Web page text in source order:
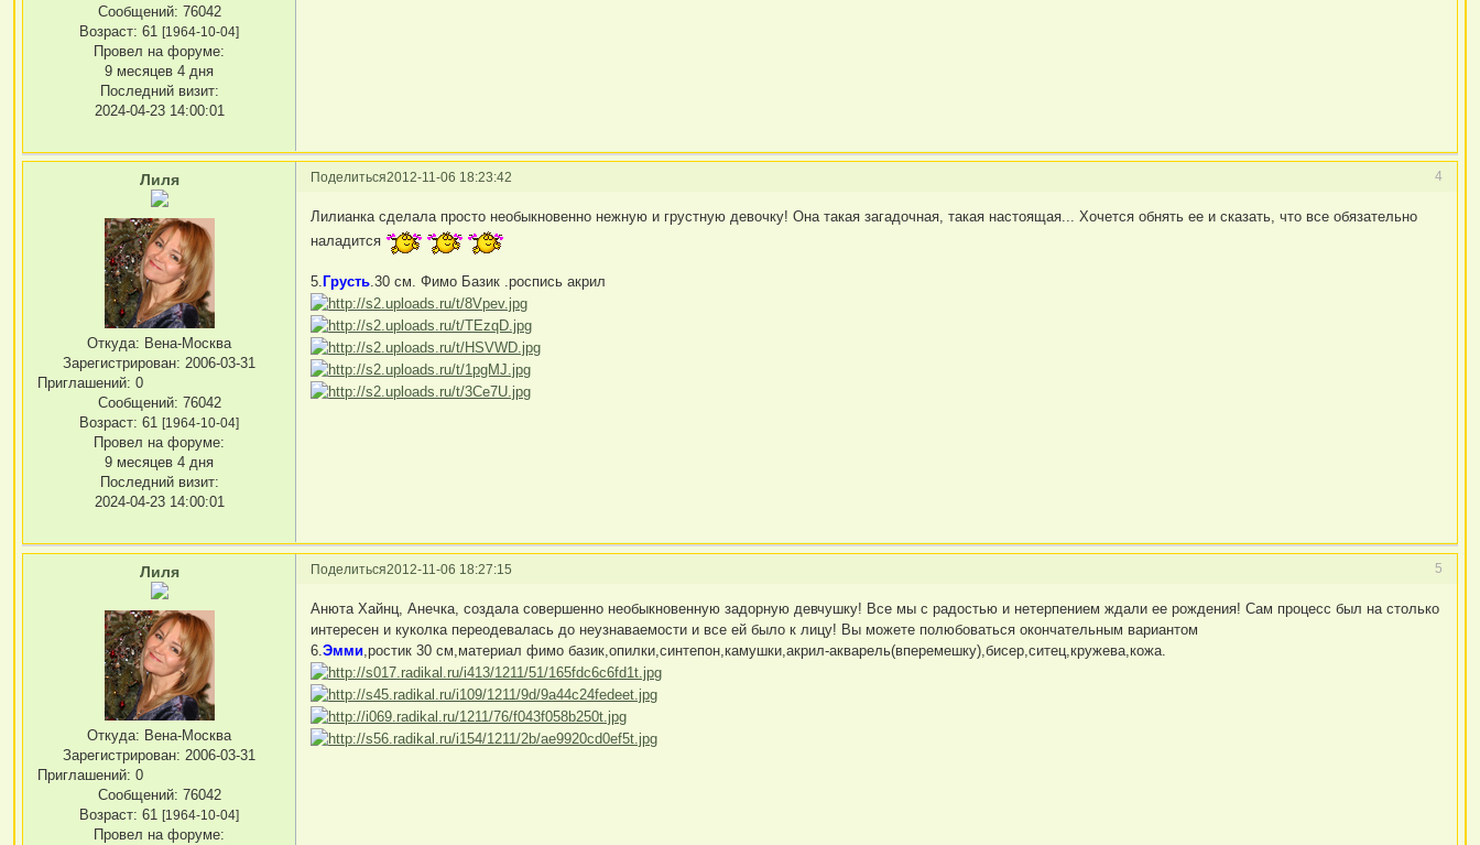
Сообщений: 76042
Возраст: 61[1964-10-04]
Провел на форуме:
9 месяцев 4 дня
Последний визит:
2024-04-23 14:00:01
Поделиться 4
2012-11-06 18:23:42
Лиля
Откуда: Вена-Москва
Зарегистрирован: 2006-03-31
Приглашений: 0
Сообщений: 76042
Возраст: 61[1964-10-04]
Провел на форуме:
9 месяцев 4 дня
Последний визит:
2024-04-23 14:00:01
Лилианка сделала просто необыкновенно нежную и грустную девочку! Она такая загадочная, такая настоящая... Хочется обнять ее и сказать, что все обязательно
наладится
5. Грусть .30 см. Фимо Базик .роспись акрил
Поделиться 5
2012-11-06 18:27:15
Лиля
Откуда: Вена-Москва
Зарегистрирован: 2006-03-31
Приглашений: 0
Сообщений: 76042
Возраст: 61[1964-10-04]
Провел на форуме:
Анюта Хайнц, Анечка, создала совершенно необыкновенную задорную девчушку! Все мы с радостью и нетерпением ждали ее рождения! Сам процесс был на столько
интересен и куколка переодевалась до неузнаваемости и все ей было к лицу! Вы можете полюбоваться окончательным вариантом
6.Эмми ,ростик 30 см,материал фимо базик,опилки,синтепон,камушки,акрил-акварель(вперемешку),бисер,ситец,кружева,кожа.